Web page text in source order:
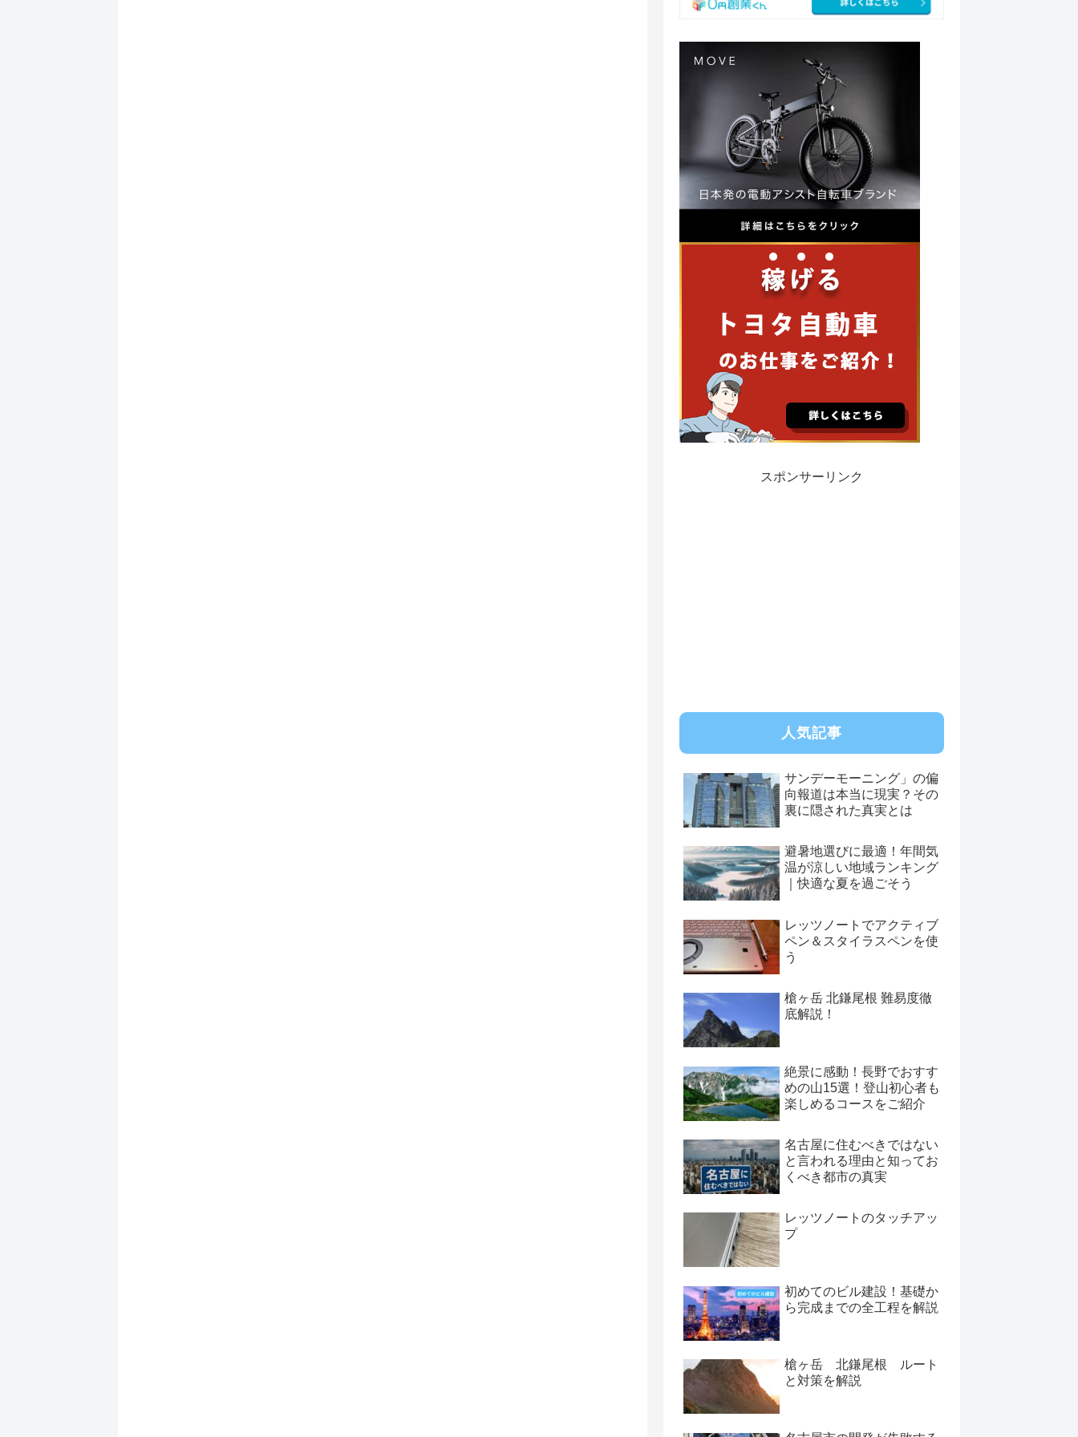
スポンサーリンク
人気記事
サンデーモーニング」の偏
向報道は本当に現実？その
裏に隠された真実とは
避暑地選びに最適！年間気
温が涼しい地域ランキング
｜快適な夏を過ごそう
レッツノートでアクティブ
ペン＆スタイラスペンを使
う
槍ヶ岳 北鎌尾根 難易度徹
底解説！
絶景に感動！長野でおすす
めの山15選！登山初心者も
楽しめるコースをご紹介
名古屋に住むべきではない
と言われる理由と知ってお
くべき都市の真実
レッツノートのタッチアッ
プ
初めてのビル建設！基礎か
ら完成までの全工程を解説
槍ヶ岳 北鎌尾根 ルート
と対策を解説